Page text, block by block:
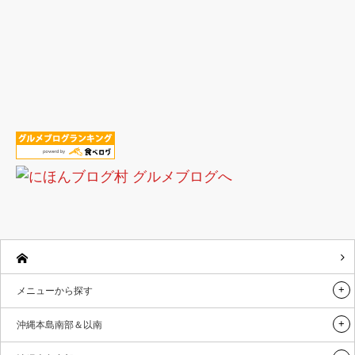
メニューから探す
沖縄本島南部＆以南